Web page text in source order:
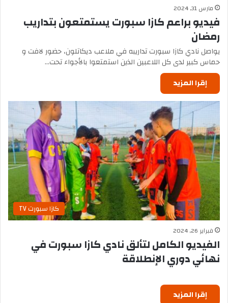
مارس 31, 2024
فيديو براعم كازا سبورت يستمتعون بتداريب
رمضان
يواصل نادي كازا سبورت تداريبه في ملاعب ديكاتلون، حضور لافت و
حماس كبير لدى كل اللاعبين الذين استمتعوا بالأجواء تحت…
إقرا المزيد
كازا سبورت TV
فبراير 26, 2024
الفيديو الكامل لتألق نادي كازا سبورت في
نهائي دوري الإنطلاقة
إقرا المزيد